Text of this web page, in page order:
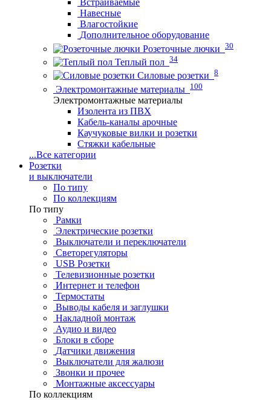
Встраиваемые
Навесные
Влагостойкие
Дополнительное оборудование
Розеточные лючки 30
Теплый пол 34
Силовые розетки 8
Электромонтажные материалы 100
Электромонтажные материалы
Изолента из ПВХ
Кабель-каналы арочные
Каучуковые вилки и розетки
Стяжки кабельные
...Все категории
Розетки
и выключатели
По типу
По коллекциям
По типу
Рамки
Электрические розетки
Выключатели и переключатели
Светорегуляторы
USB Розетки
Телевизионные розетки
Интернет и телефон
Термостаты
Выводы кабеля и заглушки
Накладной монтаж
Аудио и видео
Блоки в сборе
Датчики движения
Выключатели для жалюзи
Звонки и прочее
Монтажные аксессуары
По коллекциям